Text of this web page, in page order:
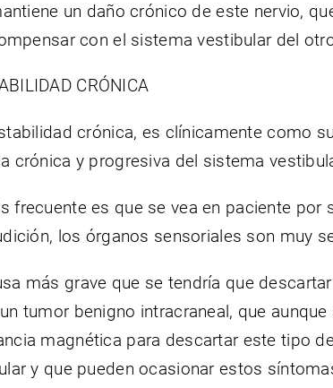
un daño crónico de este nervio,
con el sistema vestibular del
CRÓNICA
crónica, es clínicamente como
crónica y progresiva del sistema
frecuente es que se vea en paciente
los órganos sensoriales son muy
más grave que se tendría que
tumor benigno intracraneal, que
magnética para descartar este tipo
y que pueden ocasionar estos